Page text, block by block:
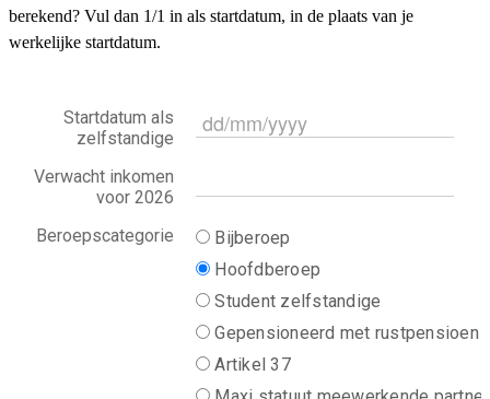
berekend? Vul dan 1/1 in als startdatum, in de plaats van je
werkelijke startdatum.